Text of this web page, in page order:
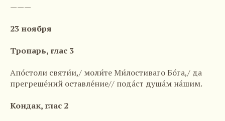
———
23 ноября
Тропарь, глас 3
Апо́столи святи́и,/ моли́те Ми́лостиваго Бо́га,/ да
прегреше́ний оставле́ние// пода́ст душа́м на́шим.
Кондак, глас 2